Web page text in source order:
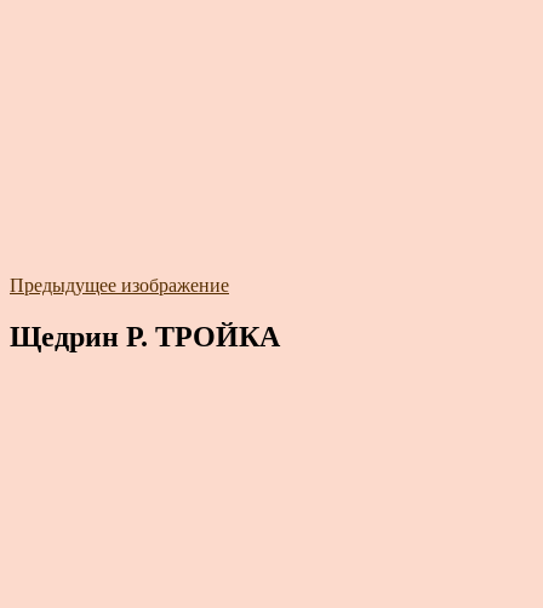
Предыдущее изображение
Щедрин Р. ТРОЙКА